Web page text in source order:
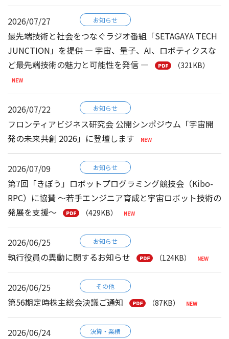
2026/07/27 お知らせ
最先端技術と社会をつなぐラジオ番組「SETAGAYA TECH
JUNCTION」を提供 ― 宇宙、量子、AI、ロボティクスな
ど最先端技術の魅力と可能性を発信 ―
（321KB）
2026/07/22 お知らせ
フロンティアビジネス研究会 公開シンポジウム「宇宙開
発の未来共創 2026」に登壇します
2026/07/09 お知らせ
第7回「きぼう」ロボットプログラミング競技会（Kibo-
RPC）に協賛 ～若手エンジニア育成と宇宙ロボット技術の
発展を支援～
（429KB）
2026/06/25 お知らせ
執行役員の異動に関するお知らせ （124KB）
2026/06/25 その他
第56期定時株主総会決議ご通知 （87KB）
2026/06/24 決算・業績